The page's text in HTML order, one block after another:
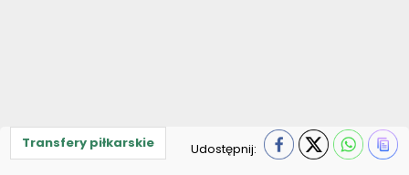
Transfery piłkarskie Udostępnij: